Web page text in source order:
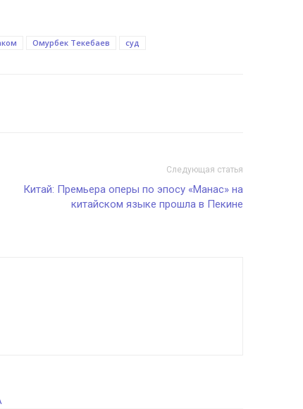
Омурбек Текебаев суд
Следующая статья
Китай: Премьера оперы по эпосу «Манас» на
китайском языке прошла в Пекине